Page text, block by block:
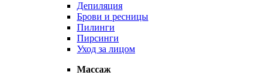
Депиляция
Брови и ресницы
Пилинги
Пирсинги
Уход за лицом
Массаж